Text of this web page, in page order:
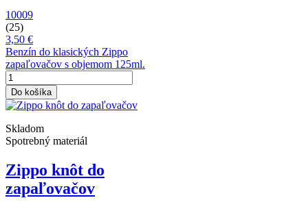
10009
(25)
3,50 €
Benzín do klasických Zippo
zapaľovačov s objemom 125ml.
Do košíka
Skladom
Spotrebný materiál
Zippo knôt do
zapaľovačov